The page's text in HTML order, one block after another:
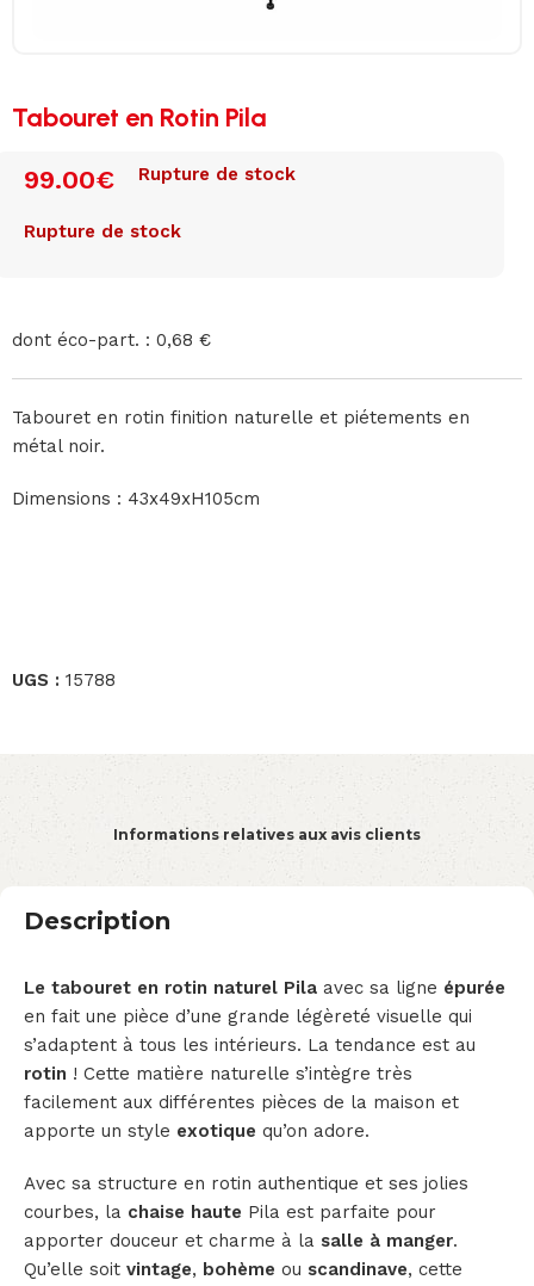
Tabouret en Rotin Pila
99.00€ Rupture de stock
Rupture de stock
dont éco-part. : 0,68 €
Tabouret en rotin finition naturelle et piétements en
métal noir.
Dimensions : 43x49xH105cm
UGS : 15788
Informations relatives aux avis clients
Description
Le tabouret en rotin naturel Pila avec sa ligne épurée
en fait une pièce d’une grande légèreté visuelle qui
s’adaptent à tous les intérieurs. La tendance est au
rotin ! Cette matière naturelle s’intègre très
facilement aux différentes pièces de la maison et
apporte un style exotique qu’on adore.
Avec sa structure en rotin authentique et ses jolies
courbes, la chaise haute Pila est parfaite pour
apporter douceur et charme à la salle à manger.
Qu’elle soit vintage, bohème ou scandinave, cette